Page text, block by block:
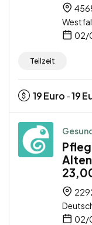
02/
Teilzeit
19Euro -19
02/